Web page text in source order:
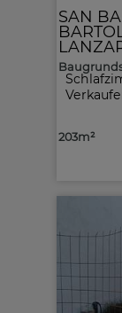
SAN
203m²